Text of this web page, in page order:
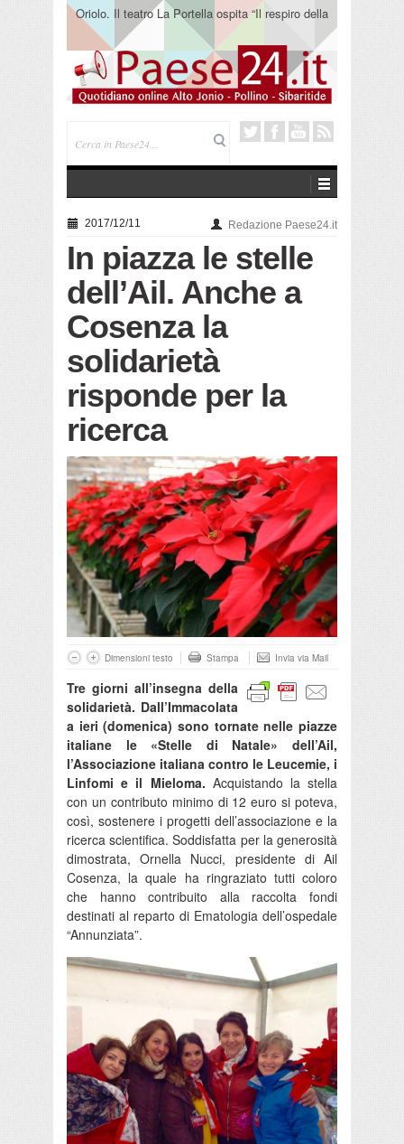
Oriolo. Il teatro La Portella ospita “Il respiro della
terra” del collettivo 365
2017/12/11 Redazione Paese24.it
In piazza le stelle
dell’Ail. Anche a
Cosenza la
solidarietà
risponde per la
ricerca
Dimensioni testo Stampa Invia via Mail
Tre giorni all’insegna della
solidarietà. Dall’Immacolata
a ieri (domenica) sono tornate nelle piazze
italiane le «Stelle di Natale» dell’Ail,
l’Associazione italiana contro le Leucemie, i
Linfomi e il Mieloma. Acquistando la stella
con un contributo minimo di 12 euro si poteva,
così, sostenere i progetti dell’associazione e la
ricerca scientifica. Soddisfatta per la generosità
dimostrata, Ornella Nucci, presidente di Ail
Cosenza, la quale ha ringraziato tutti coloro
che hanno contribuito alla raccolta fondi
destinati al reparto di Ematologia dell’ospedale
“Annunziata”.